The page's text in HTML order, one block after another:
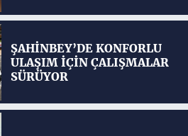
ŞAHİNBEY’DE KONFORLU
ULAŞIM İÇİN ÇALIŞMALAR
SÜRÜYOR